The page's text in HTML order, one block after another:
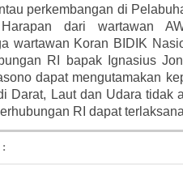
perkembangan di
dari wartawan
wartawan Koran BIDIK
RI bapak Ignasius
dapat mengutamakan
Darat, Laut dan Udara tidak
RI dapat
: